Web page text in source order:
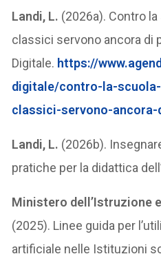
Landi, L. (2026a). Contro
classici servono ancora di
Digitale. https://
digitale/contro-la-
classici-servono-
Landi, L. (2026b).
pratiche per la didattica
Ministero dell’Istruzione
(2025). Linee guida per
artificiale nelle Istituzioni